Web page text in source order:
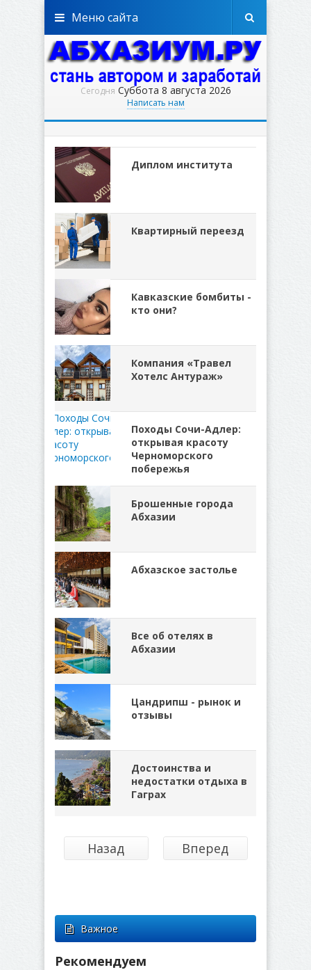
Сегодня Суббота 8 августа 2026
Написать нам
Меню сайта
Диплом института
Квартирный переезд
Кавказские бомбиты -
кто они?
Компания «Травел
Хотелс Антураж»
Походы Сочи-Адлер:
открывая красоту
Черноморского
побережья
Брошенные города
Абхазии
Абхазское застолье
Все об отелях в
Абхазии
Цандрипш - рынок и
отзывы
Достоинства и
недостатки отдыха в
Гаграх
Назад Вперед
Важное
Рекомендуем